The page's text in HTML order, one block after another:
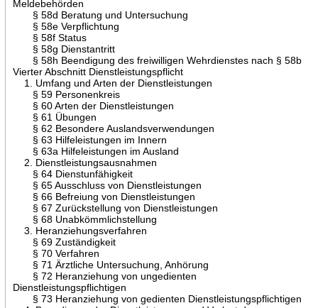
Meldebehörden
§ 58d Beratung und Untersuchung
§ 58e Verpflichtung
§ 58f Status
§ 58g Dienstantritt
§ 58h Beendigung des freiwilligen Wehrdienstes nach § 58b
Vierter Abschnitt Dienstleistungspflicht
1. Umfang und Arten der Dienstleistungen
§ 59 Personenkreis
§ 60 Arten der Dienstleistungen
§ 61 Übungen
§ 62 Besondere Auslandsverwendungen
§ 63 Hilfeleistungen im Innern
§ 63a Hilfeleistungen im Ausland
2. Dienstleistungsausnahmen
§ 64 Dienstunfähigkeit
§ 65 Ausschluss von Dienstleistungen
§ 66 Befreiung von Dienstleistungen
§ 67 Zurückstellung von Dienstleistungen
§ 68 Unabkömmlichstellung
3. Heranziehungsverfahren
§ 69 Zuständigkeit
§ 70 Verfahren
§ 71 Ärztliche Untersuchung, Anhörung
§ 72 Heranziehung von ungedienten
Dienstleistungspflichtigen
§ 73 Heranziehung von gedienten Dienstleistungspflichtigen